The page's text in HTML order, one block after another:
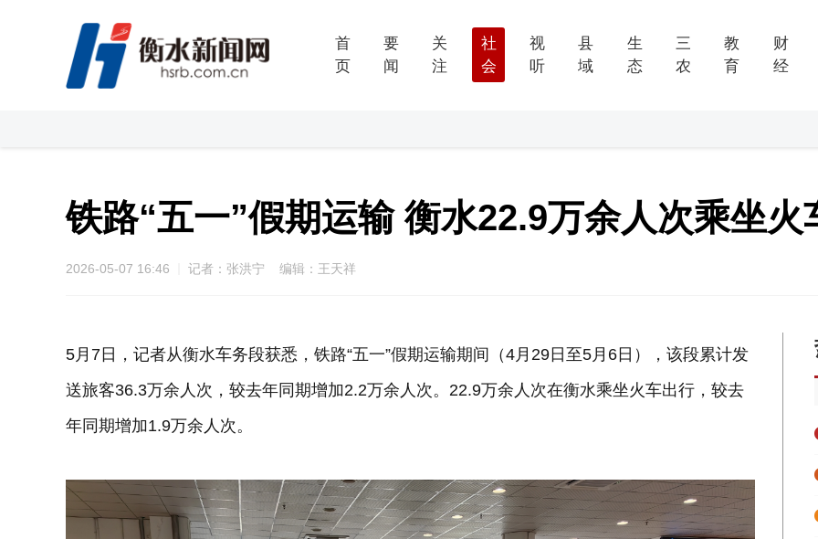
首
页
要
闻
关
注
社
会
视
听
县
域
生
态
三
农
教
育
财
经
铁路“五一”假期运输 衡水22.9万余人次乘坐火
2026-05-07 16:46 记者：张洪宁 编辑：王天祥
5月7日，记者从衡水车务段获悉，铁路“五一”假期运输期间（4月29日至5月6日），该段累计发
送旅客36.3万余人次，较去年同期增加2.2万余人次。22.9万余人次在衡水乘坐火车出行，较去
年同期增加1.9万余人次。